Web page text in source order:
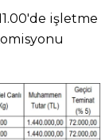
işletme